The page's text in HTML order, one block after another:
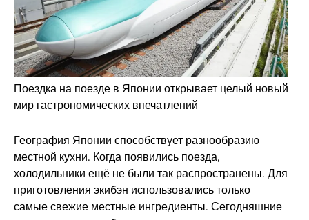
Поездка на поезде в Японии открывает целый новый
мир гастрономических впечатлений
География Японии способствует разнообразию
местной кухни. Когда появились поезда,
холодильники ещё не были так распространены. Для
приготовления экибэн использовались только
самые свежие местные ингредиенты. Сегодняшние